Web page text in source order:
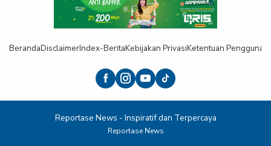
BerandaDisclaimerIndex-BeritaKebijakan PrivasiKetentuan Pengguna
Reportase News - Inspiratif dan Terpercaya
Reportase News